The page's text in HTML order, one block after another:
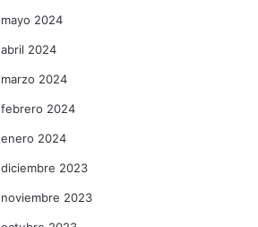
mayo 2024
abril 2024
marzo 2024
febrero 2024
enero 2024
diciembre 2023
noviembre 2023